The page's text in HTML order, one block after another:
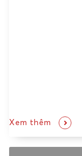
Xem thêm